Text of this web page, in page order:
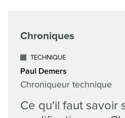
Chroniques
TECHNIQUE
Paul Demers
Chroniqueur technique
Ce qu'il faut savoir